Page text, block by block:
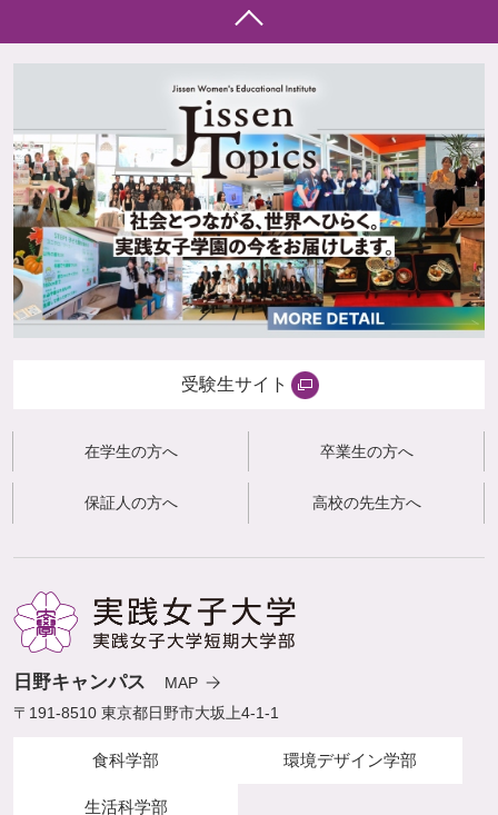
受験生サイト
在学生の方へ 卒業生の方へ
保証人の方へ 高校の先生方へ
日野キャンパス
MAP
〒191-8510 東京都日野市大坂上4-1-1
食科学部 環境デザイン学部
生活科学部